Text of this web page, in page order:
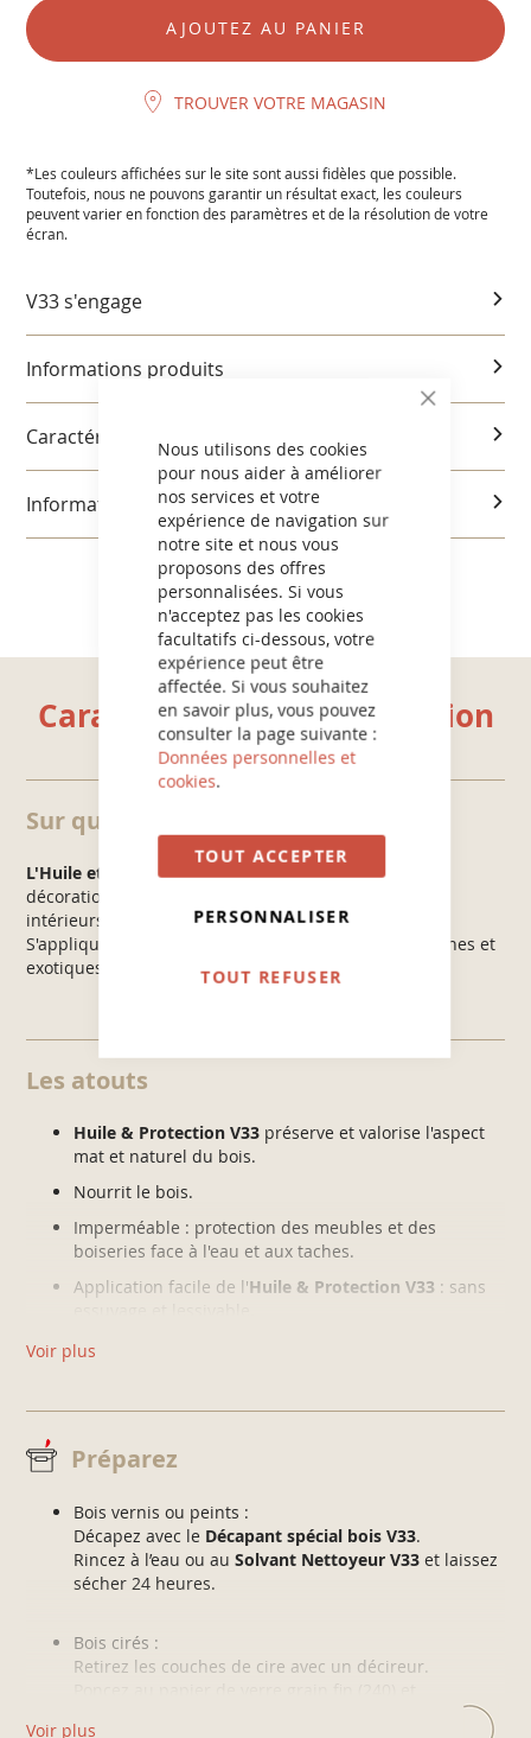
CLOSE
COOKIE
Nous utilisons des cookies
pour nous aider à améliorer
nos services et votre
expérience de navigation sur
notre site et nous vous
proposons des offres
personnalisées. Si vous
n'acceptez pas les cookies
facultatifs ci-dessous, votre
expérience peut être
affectée. Si vous souhaitez
en savoir plus, vous pouvez
consulter la page suivante :
Données personnelles et
cookies.
TOUT ACCEPTER
PERSONNALISER
TOUT REFUSER
AJOUTEZ AU PANIER
TROUVER VOTRE MAGASIN
*Les couleurs affichées sur le site sont aussi fidèles que possible.
Toutefois, nous ne pouvons garantir un résultat exact, les couleurs
peuvent varier en fonction des paramètres et de la résolution de votre
écran.
V33 s'engage
Informations produits
Caractéristiques et utilisation
Informations réglementaires
Caractéristiques et utilisation
Sur quels supports ?
L'Huile et Protection V33est recommandée pour la
décoration et la protection des meubles et boiseries
intérieurs : meubles, objets, portes.
S'applique sur toutes les essences de bois, européennes et
exotiques.
Les atouts
Huile & Protection V33 préserve et valorise l'aspect
mat et naturel du bois.
Nourrit le bois.
Imperméable : protection des meubles et des
boiseries face à l'eau et aux taches.
Application facile de l'Huile & Protection V33 : sans
Voir plus
Préparez
Bois vernis ou peints :
Décapez avec le Décapant spécial bois V33.
Rincez à l’eau ou au Solvant Nettoyeur V33 et laissez
sécher 24 heures.
Bois cirés :
Retirez les couches de cire avec un décireur.
Voir plus